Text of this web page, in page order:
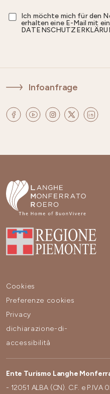
Ich möchte mich für den
erhalten eine E-Mail mit
Infoanfrage
Cookies
Preferenze cookies
Privacy
dichiarazione-di-
accessibilità
Ente Turismo Langhe
- 12051 ALBA (CN). C.F. e P.IVA